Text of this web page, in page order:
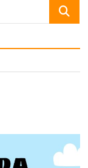
Search